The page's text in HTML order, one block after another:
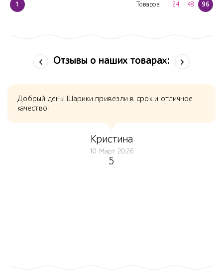
1 Товаров: 24 48 96
Отзывы о наших товарах:
Добрый день! Шарики привезли в срок и отличное
качество!
Кристина
10 Март 2026
5